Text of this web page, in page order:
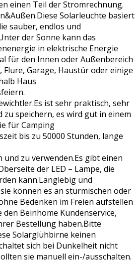
einen Teil der Stromrechnung.
Solarleuchte basiert
sauber, endlos und
der Sonne kann das
in elektrische Energie
für den Innen oder Außenbereich
Flure, Garage, Haustür oder einige
Haus
ist sehr praktisch, sehr
speichern, es wird gut in einem
für Camping
bis zu 50000 Stunden, lange
und zu verwenden.Es gibt einen
der LED – Lampe, die
kann.Langlebig und
können es an stürmischen oder
Bedenken im Freien aufstellen
Beinhome Kundenservice,
Bestellung haben.Bitte
Solarglühbirne keinen
sich bei Dunkelheit nicht
sie manuell ein-/ausschalten.